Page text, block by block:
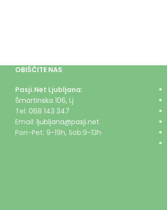
OBIŠČITE NAS
Pasji.Net Ljubljana:
Šmartinska 106, Lj
Tel: 068 143 347
Email: ljubljana@pasji.net
Pon-Pet: 9-19h, Sob:9-13h